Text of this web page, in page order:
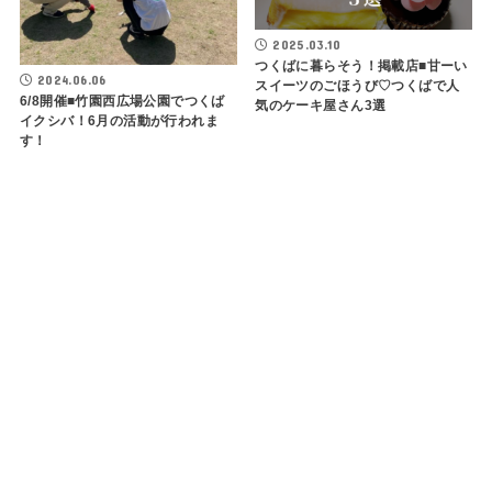
2024.06.06
6/8開催■竹園西広場公園でつくば
イクシバ！6月の活動が行われま
す！
2025.03.10
つくばに暮らそう！掲載店■甘ーい
スイーツのごほうび♡つくばで人
気のケーキ屋さん3選